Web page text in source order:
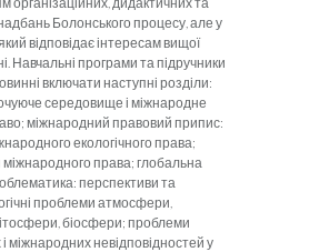
Болонського процесу, але у
відповідає інтересам вищої
Навчальні програми та підручники
включати наступні розділи:
середовище і міжнародне
міжнародний правовий припис:
екологічного права;
права; глобальна
перспективи та
проблеми атмосфери,
біосфери; проблеми
міжнародних невідповідностей у